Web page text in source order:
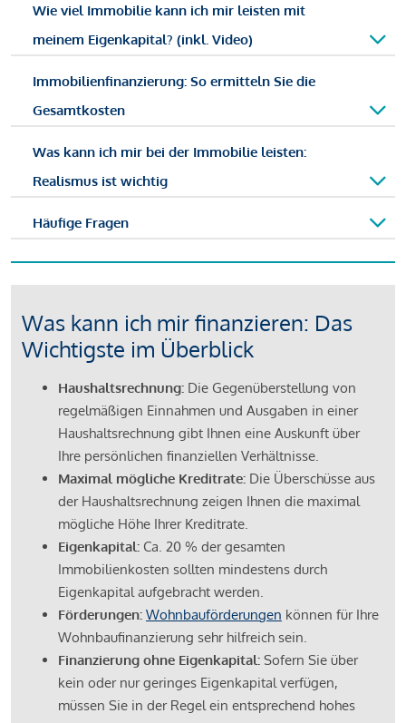
Wie viel Immobilie kann ich mir leisten mit
meinem Eigenkapital? (inkl. Video)
Immobilienfinanzierung: So ermitteln Sie die
Gesamtkosten
Was kann ich mir bei der Immobilie leisten:
Realismus ist wichtig
Häufige Fragen
Was kann ich mir finanzieren: Das
Wichtigste im Überblick
Haushaltsrechnung: Die Gegenüberstellung von
regelmäßigen Einnahmen und Ausgaben in einer
Haushaltsrechnung gibt Ihnen eine Auskunft über
Ihre persönlichen finanziellen Verhältnisse.
Maximal mögliche Kreditrate: Die Überschüsse aus
der Haushaltsrechnung zeigen Ihnen die maximal
mögliche Höhe Ihrer Kreditrate.
Eigenkapital: Ca. 20 % der gesamten
Immobilienkosten sollten mindestens durch
Eigenkapital aufgebracht werden.
Förderungen: Wohnbauförderungen können für Ihre
Wohnbaufinanzierung sehr hilfreich sein.
Finanzierung ohne Eigenkapital: Sofern Sie über
kein oder nur geringes Eigenkapital verfügen,
müssen Sie in der Regel ein entsprechend hohes